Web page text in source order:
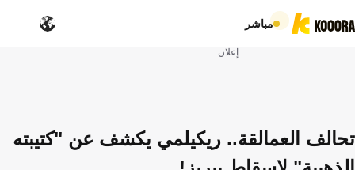
مباشر
إعلان
تحالف العمالقة.. ريكيلمي يكشف عن "كتيبته